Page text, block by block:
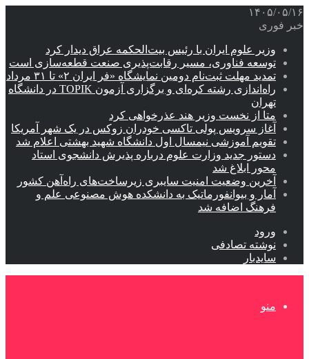
۱۴۰۵/۰۵/۱۶
خبر فوری
وزیر علوم ایران با رئیس بیت‌الحکمه عراق دیدار کرد
توسعه فناوری، مسیر رقابت‌پذیری صنعت قطعه‌سازی است
تمدید مهلت ثبت‌نام دومین نمایشگاه «فر ایران ۲» تا ۳۱ مرداد
راه‌اندازی رشته کره‌ای و برگزاری آزمون TOPIK در دانشگاه
تهران
متا از نخست وزیر هند عذرخواهی کرد
آغاز سرویس پولی تاکسی خودران زوکس در یک شهر آمریکا
تقویم آموزشی نیمسال اول دانشگاه شهید بهشتی اعلام شد
دستور جدید وزارت علوم درباره پذیرش دانشجوی استاد
محور ابلاغ شد
آخرین وضعیت امنیت سایبری زیرساخت‌های راه‌آهن کشور
آمار و بیوانفورماتیک به دانشکده هوش مصنوعی علم و
فرهنگ اضافه شد
ورود
نوشته تصادفی
سایدبار
منو